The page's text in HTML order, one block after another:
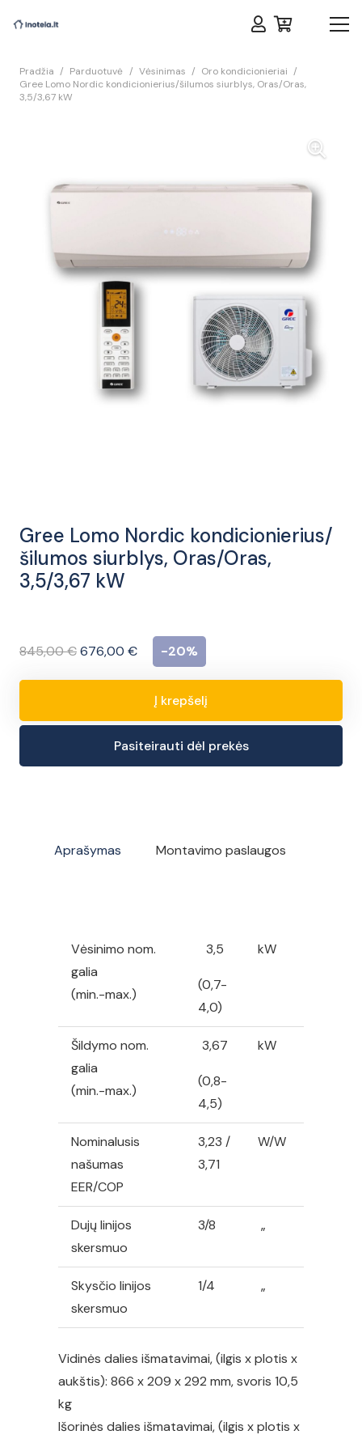
Pradžia / Parduotuvė / Vėsinimas / Oro kondicionieriai /
Gree Lomo Nordic kondicionierius/šilumos siurblys, Oras/Oras,
3,5/3,67 kW
Gree Lomo Nordic kondicionierius/
šilumos siurblys, Oras/Oras,
3,5/3,67 kW
845,00€Original
845,00 €.
676,00 €Current
676,00 €.
-20%
kiekis:
šilumos
Į krepšelį
Pasiteirauti dėl prekės
Aprašymas Montavimo paslaugos
Vėsinimo nom.
galia
(min.-max.)
3,5
(0,7-
4,0)
kW
Šildymo nom.
galia
(min.-max.)
3,67
(0,8-
4,5)
kW
Nominalusis
našumas
EER/COP
3,23 /
3,71
W/W
Dujų linijos
skersmuo
3/8 „
Skysčio linijos
skersmuo
1/4 „
Vidinės dalies išmatavimai, (ilgis x plotis x
aukštis): 866 x 209 x 292 mm, svoris 10,5
kg
Išorinės dalies išmatavimai, (ilgis x plotis x